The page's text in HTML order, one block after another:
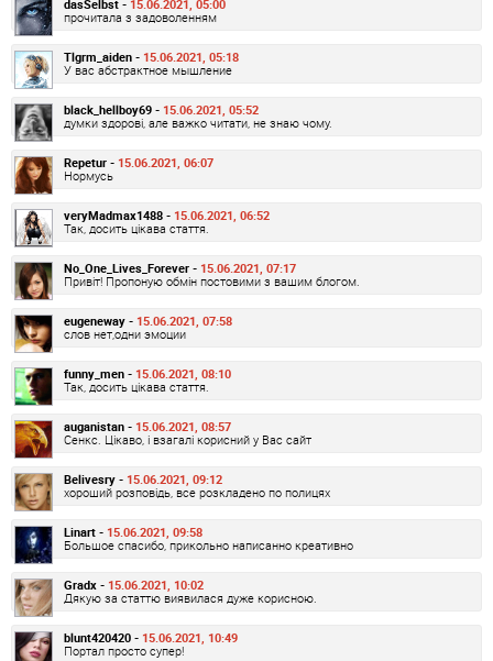
dasSelbst - 15.06.2021, 05:00
прочитала з задоволенням
Tlgrm_aiden - 15.06.2021, 05:18
У вас абстрактное мышление
black_hellboy69 - 15.06.2021, 05:52
думки здорові, але важко читати, не знаю чому.
Repetur - 15.06.2021, 06:07
Нормусь
veryMadmax1488 - 15.06.2021, 06:52
Так, досить цікава стаття.
No_One_Lives_Forever - 15.06.2021, 07:17
Привіт! Пропоную обмін постовими з вашим блогом.
eugeneway - 15.06.2021, 07:58
слов нет,одни эмоции
funny_men - 15.06.2021, 08:10
Так, досить цікава стаття.
auganistan - 15.06.2021, 08:57
Сенкс. Цікаво, і взагалі корисний у Вас сайт
Belivesry - 15.06.2021, 09:12
хороший розповідь, все розкладено по полицях
Linart - 15.06.2021, 09:58
Большое спасибо, прикольно написанно креативно
Gradx - 15.06.2021, 10:02
Дякую за статтю виявилася дуже корисною.
blunt420420 - 15.06.2021, 10:49
Портал просто супер!